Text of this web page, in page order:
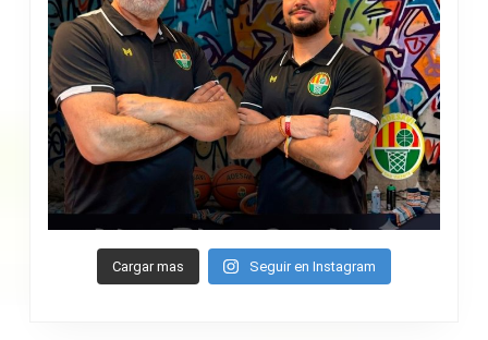
Cargar mas Seguir en Instagram